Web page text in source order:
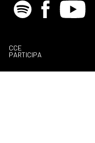
Spotify Facebook
Youtube
CCE
PARTICIPA